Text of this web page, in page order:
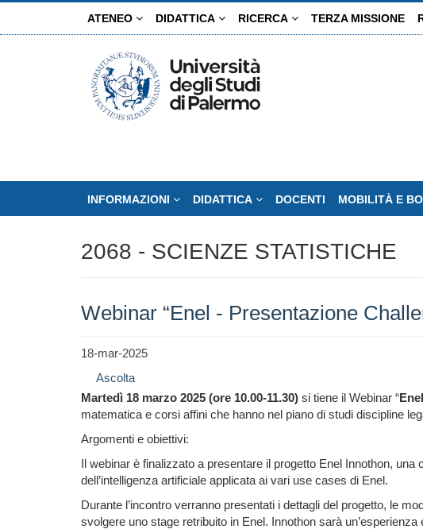
ATENEO DIDATTICA RICERCA TERZA MISSIONE
INFORMAZIONI DIDATTICA DOCENTI MOBILITÀ E
2068 - SCIENZE STATISTICHE
Webinar “Enel - Presentazione
18-mar-2025
Ascolta
Martedì 18 marzo 2025 (ore 10.00-11.30) si tiene il Webinar “
matematica e corsi affini che hanno nel piano di studi discipline
Argomenti e obiettivi:
Il webinar è finalizzato a presentare il progetto Enel Innothon,
dell’intelligenza artificiale applicata ai vari use cases di Enel.
Durante l’incontro verranno presentati i dettagli del progetto, le
svolgere uno stage retribuito in Enel. Innothon sarà